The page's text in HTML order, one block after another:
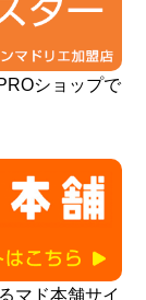
ショップで
マド本舗サイ